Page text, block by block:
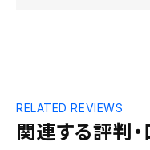
関連する評判
RELATED REVIEWS